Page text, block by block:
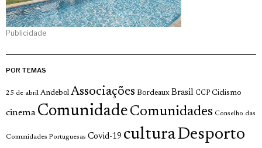
Publicidade
POR TEMAS
25 de abril Andebol Associações Bordeaux Brasil CCP Ciclismo
cinema Comunidade Comunidades Conselho das
Comunidades Portuguesas Covid-19 culturaDesporto